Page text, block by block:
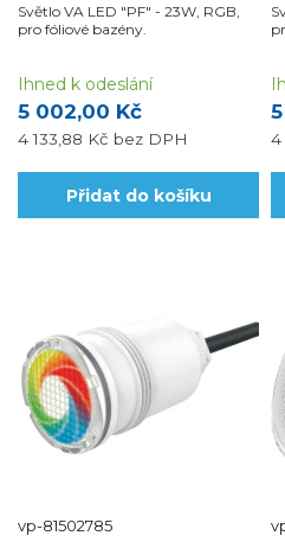
Světlo VA LED "PF" - 23W, RGB,
pro fóliové bazény.
5 002,00 Kč
4 133,88 Kč bez DPH
Ihned k odeslání
Přidat do košíku
4
vp-81502785